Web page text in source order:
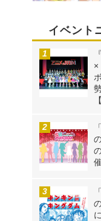
イベント
×